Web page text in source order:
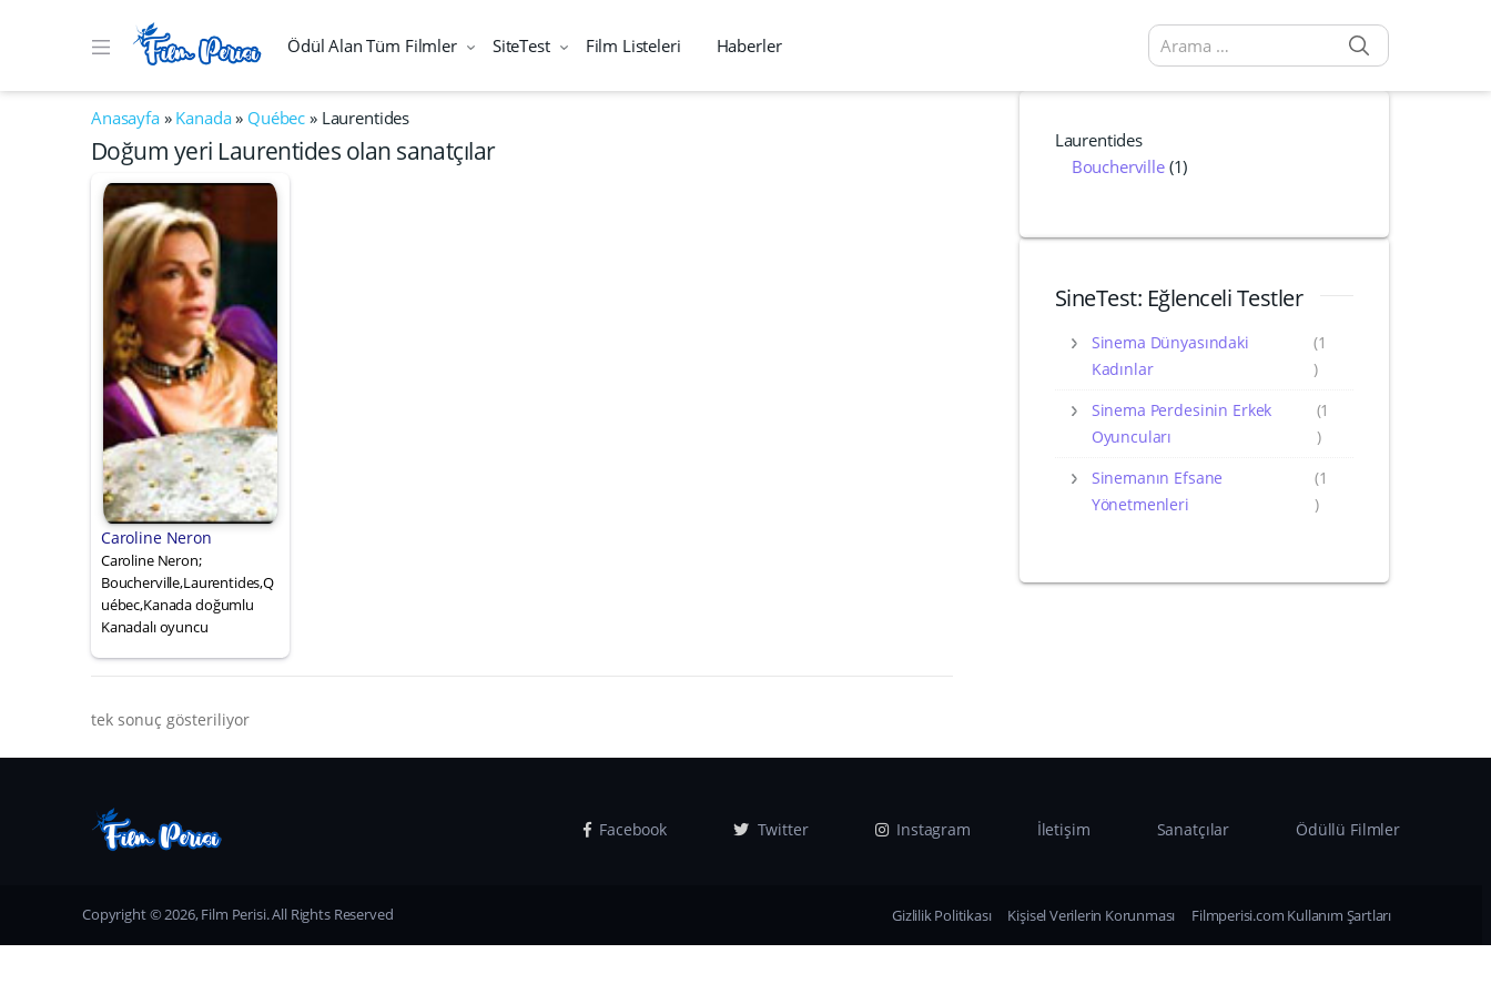
Ödül Alan Tüm Filmler SiteTest Film Listeleri Haberler
Arama sonuçları:
Anasayfa» Kanada» Québec » Laurentides
Doğum yeri Laurentides olan sanatçılar
Caroline Neron
Caroline Neron;
Boucherville,Laurentides,Q
uébec,Kanada doğumlu
Kanadalı oyuncu
tek sonuç gösteriliyor
Laurentides
Boucherville(1)
SineTest: Eğlenceli Testler
Sinema Dünyasındaki
Kadınlar
(1
)
Sinema Perdesinin Erkek
Oyuncuları
(1
)
Sinemanın Efsane
Yönetmenleri
(1
)
Facebook Twitter Instagram İletişim Sanatçılar Ödüllü Filmler
Copyright © 2026, Film Perisi. All Rights Reserved Gizlilik Politikası Kişisel Verilerin Korunması Filmperisi.com Kullanım Şartları